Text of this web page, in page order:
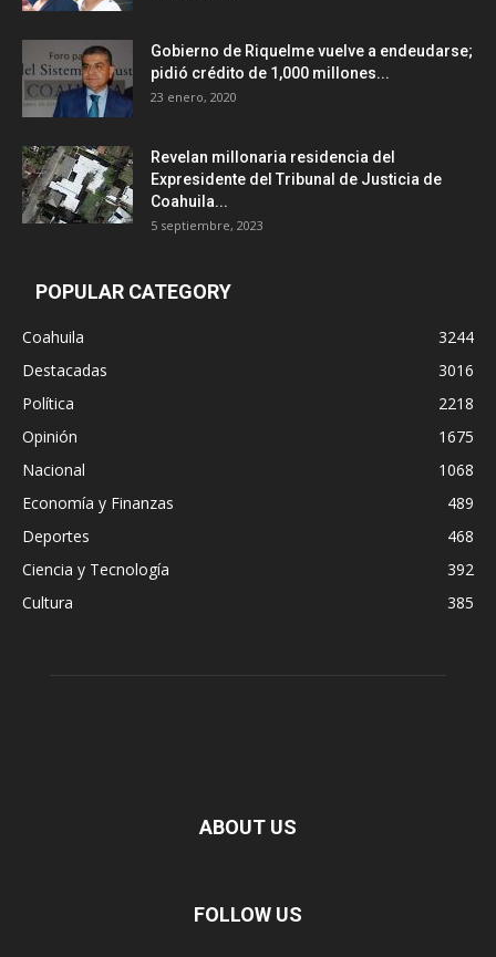
Gobierno de Riquelme vuelve a endeudarse;
pidió crédito de 1,000 millones...
23 enero, 2020
Revelan millonaria residencia del
Expresidente del Tribunal de Justicia de
Coahuila...
5 septiembre, 2023
POPULAR CATEGORY
Coahuila
3244
Destacadas
3016
Política
2218
Opinión
1675
Nacional
1068
Economía y Finanzas
489
Deportes
468
Ciencia y Tecnología
392
Cultura
385
ABOUT US
FOLLOW US